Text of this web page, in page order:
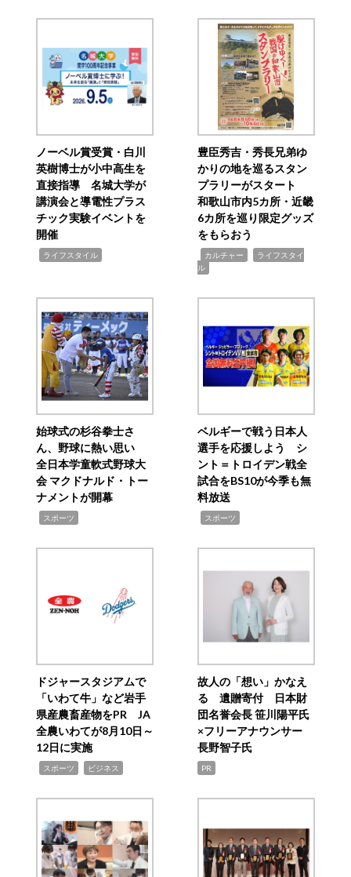
ノーベル賞受賞・白川
英樹博士が小中高生を
直接指導 名城大学が
講演会と導電性プラス
チック実験イベントを
開催
ライフスタイル
豊臣秀吉・秀長兄弟ゆ
かりの地を巡るスタン
プラリーがスタート
和歌山市内5カ所・近畿
6カ所を巡り限定グッズ
をもらおう
カルチャー
ライフスタイ
ル
始球式の杉谷拳士さ
ん、野球に熱い思い
全日本学童軟式野球大
会 マクドナルド・トー
ナメントが開幕
スポーツ
ベルギーで戦う日本人
選手を応援しよう シ
ント＝トロイデン戦全
試合をBS10が今季も無
料放送
スポーツ
ドジャースタジアムで
「いわて牛」など岩手
県産農畜産物をPR JA
全農いわてが8月10日～
12日に実施
スポーツ ビジネス
故人の「想い」かなえ
る 遺贈寄付 日本財
団名誉会長 笹川陽平氏
×フリーアナウンサー
長野智子氏
PR